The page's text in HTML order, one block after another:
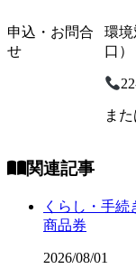
申込・お問合
せ
環境
口）
ま
関連記事
くらし・手続
商品券
2026/08/01